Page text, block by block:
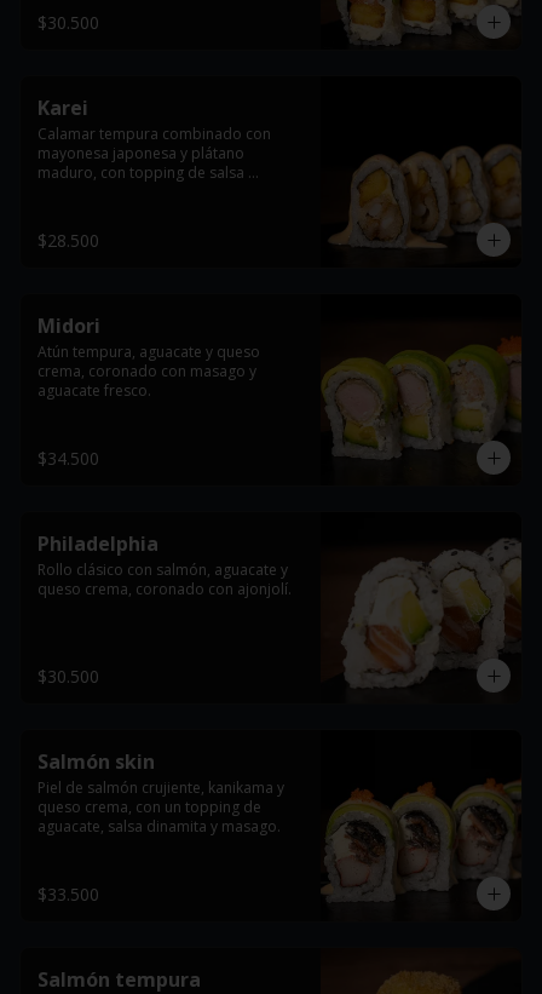
$30.500
Karei
Calamar tempura combinado con
mayonesa japonesa y plátano
maduro, con topping de salsa
$28.500
Midori
Atún tempura, aguacate y queso
crema, coronado con masago y
aguacate fresco.
$34.500
Philadelphia
Rollo clásico con salmón, aguacate y
queso crema, coronado con ajonjolí.
$30.500
Salmón skin
Piel de salmón crujiente, kanikama y
queso crema, con un topping de
aguacate, salsa dinamita y masago.
$33.500
Salmón tempura